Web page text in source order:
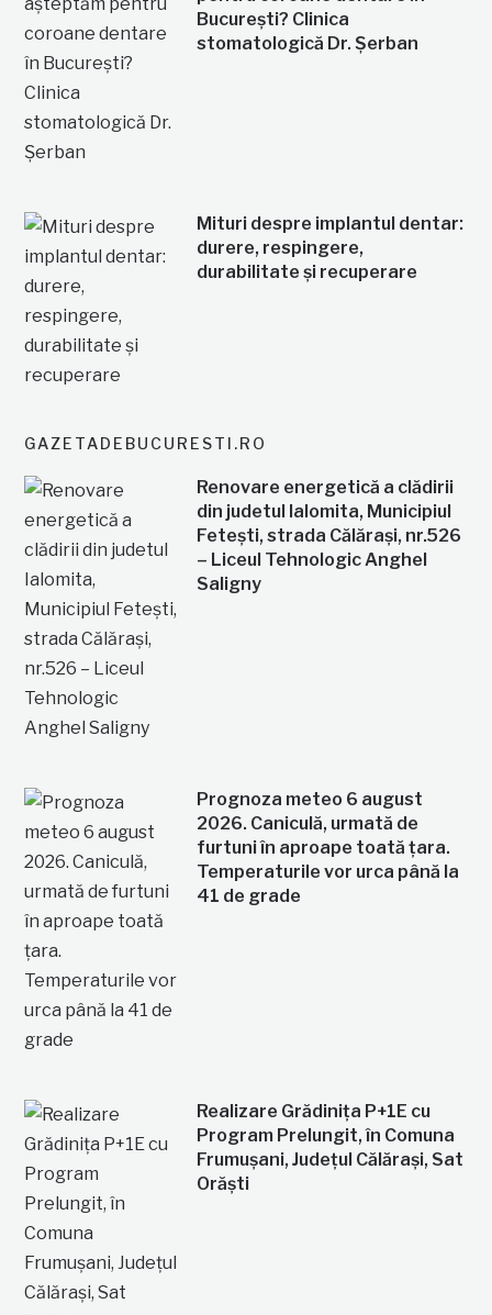
București? Clinica
stomatologică Dr. Șerban
Mituri despre implantul dentar:
durere, respingere,
durabilitate și recuperare
GAZETADEBUCURESTI.RO
Renovare energetică a clădirii
din judetul Ialomita, Municipiul
Fetești, strada Călărași, nr.526
– Liceul Tehnologic Anghel
Saligny
Prognoza meteo 6 august
2026. Caniculă, urmată de
furtuni în aproape toată țara.
Temperaturile vor urca până la
41 de grade
Realizare Grădinița P+1E cu
Program Prelungit, în Comuna
Frumușani, Județul Călărași, Sat
Orăști